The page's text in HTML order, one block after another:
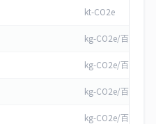
kt-CO2e
kg-CO2e/百万円
kg-CO2e/百万円
kg-CO2e/百万円
kg-CO2e/百万円